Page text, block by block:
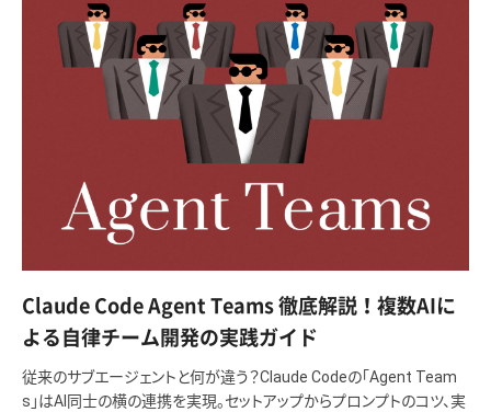
Claude Code Agent Teams 徹底解説！複数AIに
よる自律チーム開発の実践ガイド
従来のサブエージェントと何が違う？Claude Codeの「Agent Team
s」はAI同士の横の連携を実現。セットアップからプロンプトのコツ、実